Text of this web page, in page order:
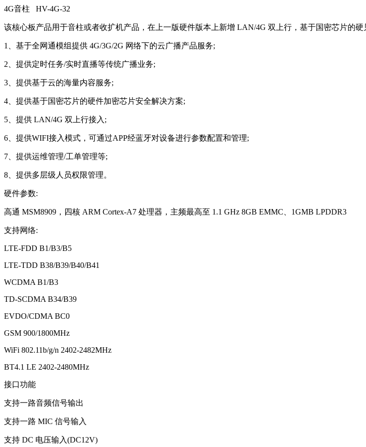
4G音柱 HV-4G-32
该核心板产品用于音柱或者收扩机产品，在上一版硬件版本上新增 LAN/4G 双上行，基于国密芯片的硬
1、基于全网通模组提供 4G/3G/2G 网络下的云广播产品服务;
2、提供定时任务/实时直播等传统广播业务;
3、提供基于云的海量内容服务;
4、提供基于国密芯片的硬件加密芯片安全解决方案;
5、提供 LAN/4G 双上行接入;
6、提供WIFI接入模式，可通过APP经蓝牙对设备进行参数配置和管理;
7、提供运维管理/工单管理等;
8、提供多层级人员权限管理。
硬件参数:
高通 MSM8909，四核 ARM Cortex-A7 处理器，主频最高至 1.1 GHz 8GB EMMC、1GMB LPDDR3
支持网络:
LTE-FDD B1/B3/B5
LTE-TDD B38/B39/B40/B41
WCDMA B1/B3
TD-SCDMA B34/B39
EVDO/CDMA BC0
GSM 900/1800MHz
WiFi 802.11b/g/n 2402-2482MHz
BT4.1 LE 2402-2480MHz
接口功能
支持一路音频信号输出
支持一路 MIC 信号输入
支持 DC 电压输入(DC12V)